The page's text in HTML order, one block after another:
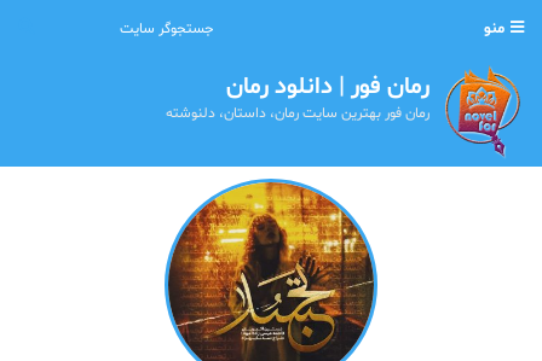
منو
رمان فور | دانلود رمان
رمان فور بهترین سایت رمان، داستان، دلنوشته